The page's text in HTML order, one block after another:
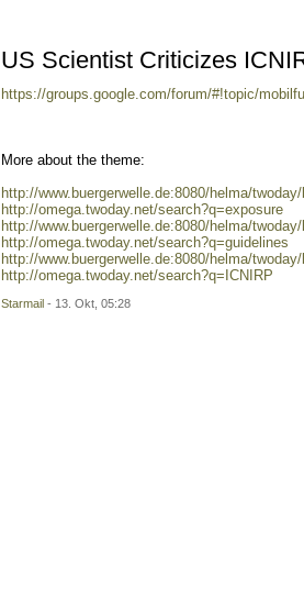
US Scientist Criticizes
https://groups.google.com/forum/#!topic/
More about the theme:
http://www.buergerwelle.de:8080/helma/
http://omega.twoday.net/search?q=exposure
http://www.buergerwelle.de:8080/helma/
http://omega.twoday.net/search?q=guidelines
http://www.buergerwelle.de:8080/helma/
http://omega.twoday.net/search?q=ICNIRP
Starmail - 13. Okt, 05:28